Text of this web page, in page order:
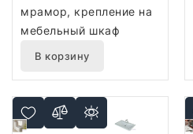
мрамор, крепление на
мебельный шкаф
В корзину